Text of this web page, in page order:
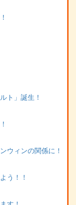
ト」誕生！
ウィンの関係に！
う！！